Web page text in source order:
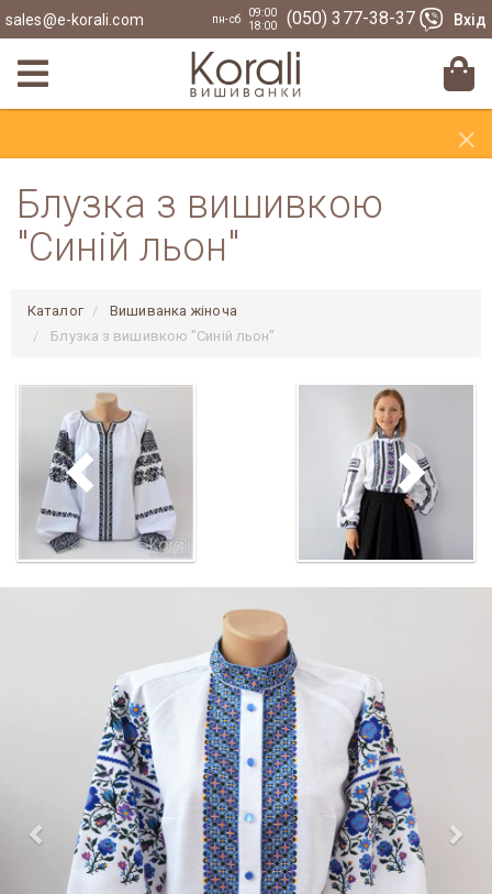
sales@e-korali.com пн-сб
09:00
18:00
(050) 377-38-37 Вхід
×
Блузка з вишивкою
"Синій льон"
Каталог
Вишиванка жіноча
Блузка з вишивкою "Синій льон"